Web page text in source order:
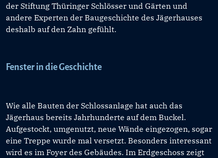
der Stiftung Thüringer Schlösser und Gärten und
andere Experten der Baugeschichte des Jägerhauses
deshalb auf den Zahn gefühlt.
Fenster in die Geschichte
Wie alle Bauten der Schlossanlage hat auch das
Jägerhaus bereits Jahrhunderte auf dem Buckel.
Aufgestockt, umgenutzt, neue Wände eingezogen, sogar
eine Treppe wurde mal versetzt. Besonders interessant
wird es im Foyer des Gebäudes. Im Erdgeschoss zeigt